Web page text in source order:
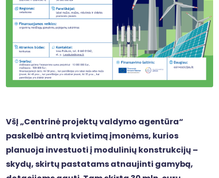
VšĮ „Centrinė projektų valdymo agentūra“
paskelbė antrą kvietimą įmonėms, kurios
planuoja investuoti į modulinių konstrukcijų –
skydų, skirtų pastatams atnaujinti gamybą,